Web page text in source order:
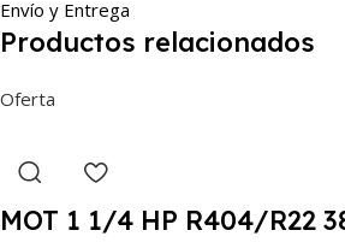
Envío y Entrega
Productos relacionados
Oferta
MOT 1 1/4 HP R404/R22